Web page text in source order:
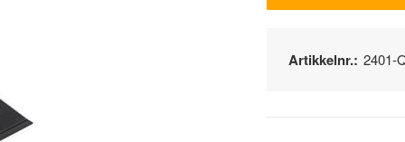
Artikkelnr.: 2401-